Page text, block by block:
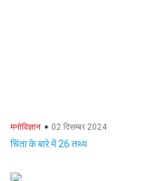
मनोविज्ञान 02 दिसम्बर 2024
चिंता के बारे में 26 तथ्य